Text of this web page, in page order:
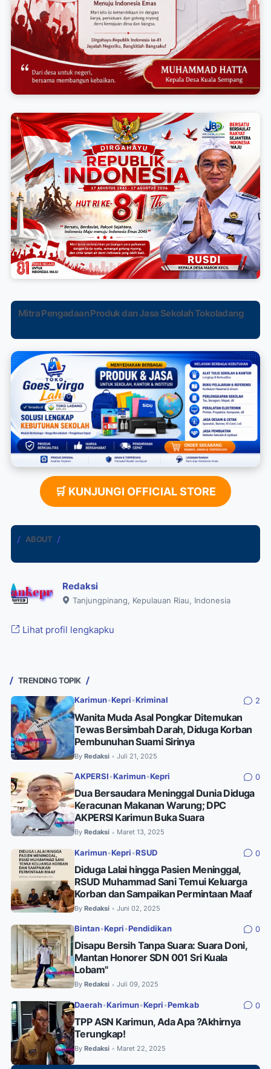
Mitra Pengadaan Produk dan Jasa Sekolah Tokoladang
🛒 KUNJUNGI OFFICIAL STORE
ABOUT
Redaksi
Tanjungpinang, Kepulauan Riau, Indonesia
Lihat profil lengkapku
TRENDING TOPIK
Karimun•Kepri •Kriminal 2
Wanita Muda Asal Pongkar Ditemukan
Tewas Bersimbah Darah, Diduga Korban
Pembunuhan Suami Sirinya
By Redaksi • Juli 21, 2025
AKPERSI •Karimun•Kepri 0
Dua Bersaudara Meninggal Dunia Diduga
Keracunan Makanan Warung; DPC
AKPERSI Karimun Buka Suara
By Redaksi • Maret 13, 2025
Karimun•Kepri •RSUD 0
Diduga Lalai hingga Pasien Meninggal,
RSUD Muhammad Sani Temui Keluarga
Korban dan Sampaikan Permintaan Maaf
By Redaksi • Juni 02, 2025
Bintan•Kepri •Pendidikan 0
Disapu Bersih Tanpa Suara: Suara Doni,
Mantan Honorer SDN 001 Sri Kuala
Lobam"
By Redaksi • Juli 09, 2025
Daerah•Karimun•Kepri •Pemkab 0
TPP ASN Karimun, Ada Apa ?Akhirnya
Terungkap!
By Redaksi • Maret 22, 2025